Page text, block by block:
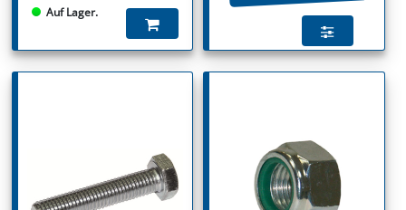
Auf Lager.